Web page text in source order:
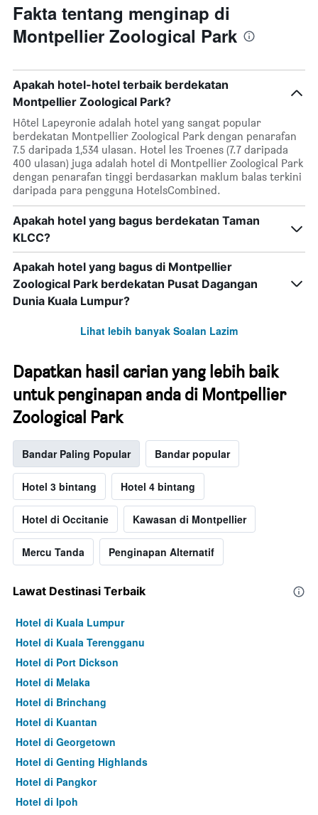
Fakta tentang menginap di
Montpellier Zoological Park
Apakah hotel-hotel terbaik berdekatan
Montpellier Zoological Park?
Hôtel Lapeyronie adalah hotel yang sangat popular
berdekatan Montpellier Zoological Park dengan penarafan
7.5 daripada 1,534 ulasan. Hotel les Troenes (7.7 daripada
400 ulasan) juga adalah hotel di Montpellier Zoological Park
dengan penarafan tinggi berdasarkan maklum balas terkini
daripada para pengguna HotelsCombined.
Apakah hotel yang bagus berdekatan Taman
KLCC?
Apakah hotel yang bagus di Montpellier
Zoological Park berdekatan Pusat Dagangan
Dunia Kuala Lumpur?
Lihat lebih banyak Soalan Lazim
Dapatkan hasil carian yang lebih baik
untuk penginapan anda di Montpellier
Zoological Park
Bandar Paling Popular Bandar popular
Hotel 3 bintang Hotel 4 bintang
Hotel di Occitanie Kawasan di Montpellier
Mercu Tanda Penginapan Alternatif
Lawat Destinasi Terbaik
Hotel di Kuala Lumpur
Hotel di Kuala Terengganu
Hotel di Port Dickson
Hotel di Melaka
Hotel di Brinchang
Hotel di Kuantan
Hotel di Georgetown
Hotel di Genting Highlands
Hotel di Pangkor
Hotel di Ipoh